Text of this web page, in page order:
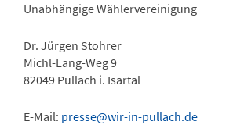
Unabhängige Wählervereinigung
Dr. Jürgen Stohrer
Michl-Lang-Weg 9
82049 Pullach i. Isartal
E-Mail: presse@wir-in-pullach.de